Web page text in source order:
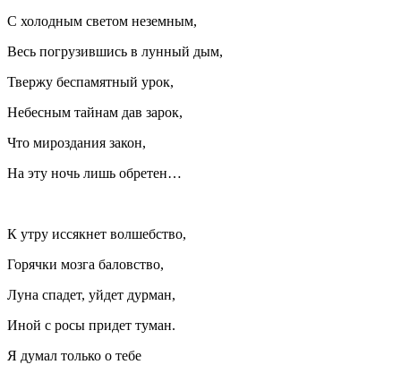
С холодным светом неземным,
Весь погрузившись в лунный дым,
Твержу беспамятный урок,
Небесным тайнам дав зарок,
Что мироздания закон,
На эту ночь лишь обретен…
К утру иссякнет волшебство,
Горячки мозга баловство,
Луна спадет, уйдет дурман,
Иной с росы придет туман.
Я думал только о тебе